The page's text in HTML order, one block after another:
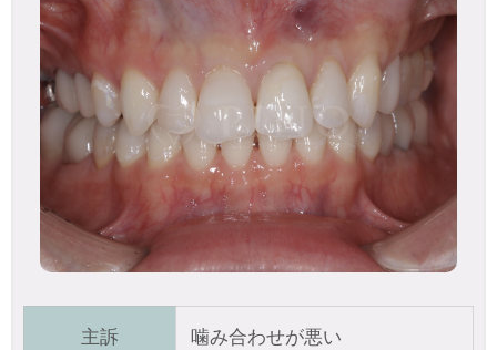
主訴 噛み合わせが悪い